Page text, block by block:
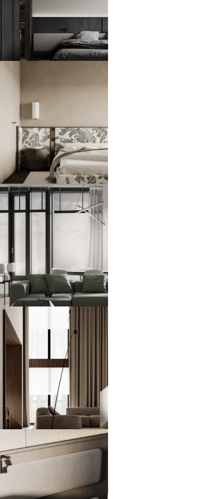
ЖК Береговой
ЖК Slava
КП Сабурово Клаб 1 этаж
287 м2